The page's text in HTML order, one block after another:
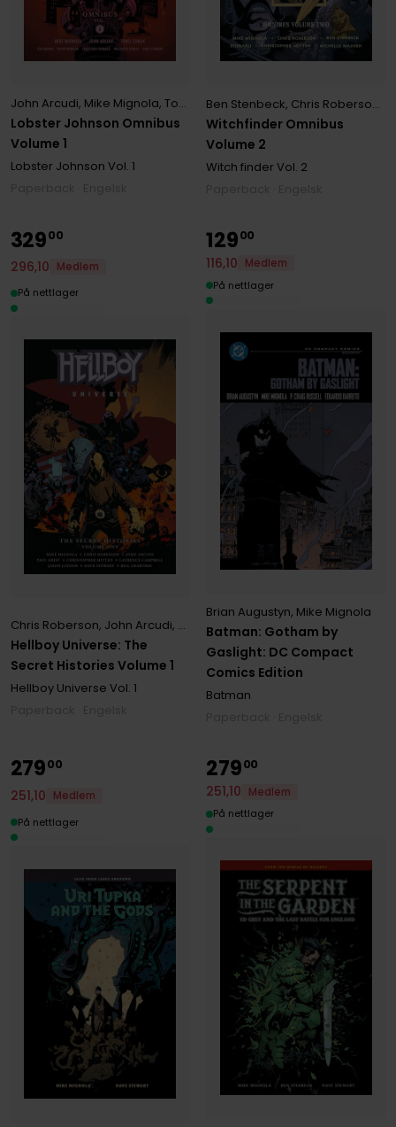
Lobster Johnson Omnibus
Volume 1
John Arcudi, Mike Mignola, Tonci Zonjic
Lobster Johnson Vol. 1
Witchfinder Omnibus
Volume 2
Ben Stenbeck, Chris Roberson
Witch finder Vol. 2
Hellboy Universe: The
Secret Histories Volume 1
Chris Roberson, John Arcudi, Mike Mignola
Hellboy Universe Vol. 1
32900
296,10
Medlem
På nettlager
Batman: Gotham by
Gaslight: DC Compact
Comics Edition
Brian Augustyn, Mike Mignola
Batman
12900
116,10
Medlem
På nettlager
27900
251,10
Medlem
På nettlager
27900
251,10
Medlem
På nettlager